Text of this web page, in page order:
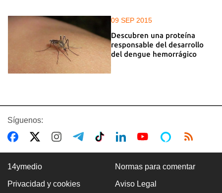
09 SEP 2015
Descubren una proteína
responsable del desarrollo
del dengue hemorrágico
Síguenos:
14ymedio Normas para comentar
Privacidad y cookies Aviso Legal